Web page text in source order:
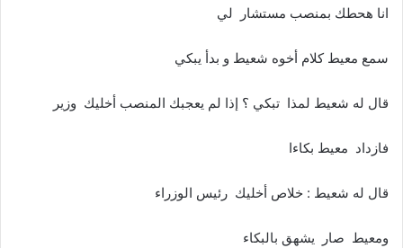
انا هحطك بمنصب مستشار لي
سمع معيط كلام أخوه شعيط و بدأ يبكي
قال له شعيط لمذا تبكي ؟ إذا لم يعجبك المنصب أخليك وزير
فازداد معيط بكاءا
قال له شعيط : خلاص أخليك رئيس الوزراء
ومعيط صار يشهق بالبكاء